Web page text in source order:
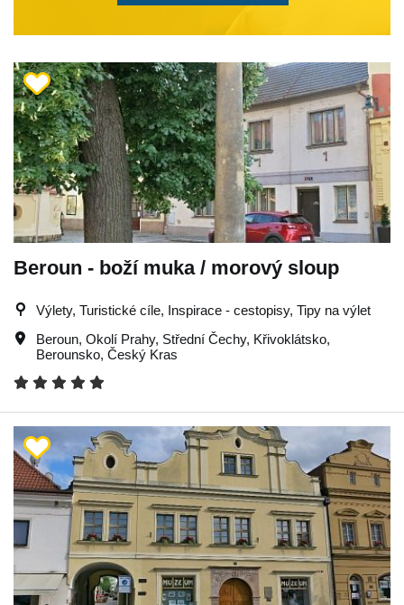
Beroun - boží muka / morový sloup
Výlety, Turistické cíle, Inspirace - cestopisy, Tipy na výlet
Beroun, Okolí Prahy, Střední Čechy, Křivoklátsko,
Berounsko, Český Kras